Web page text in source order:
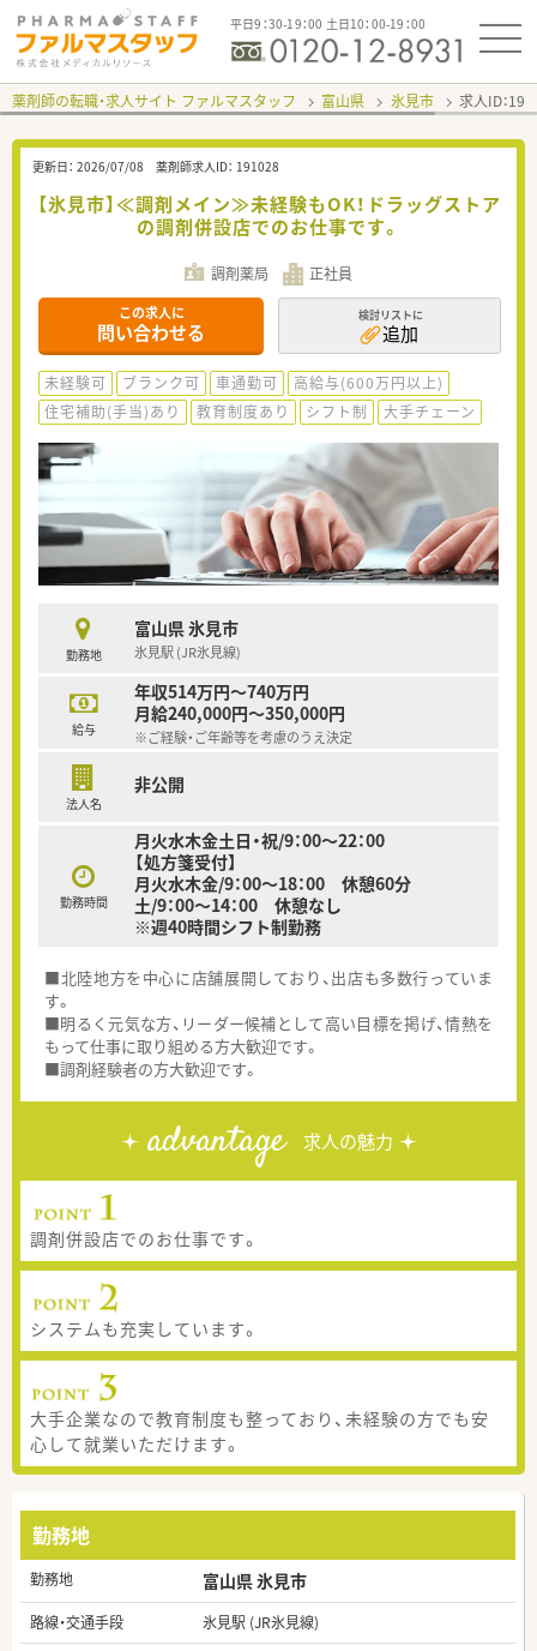
平日9：30-19：00 土日10：00-19：00
薬剤師の転職・求人サイト ファルマスタッフ 富山県 氷見市 求人ID：
更新日： 2026/07/08 薬剤師求人ID： 191028
【氷見市】≪調剤メイン≫未経験もOK！ドラッグストア
の調剤併設店でのお仕事です。
調剤薬局 正社員
この求人に
問い合わせる
検討リストに
追加
未経験可 ブランク可 車通勤可
高給与(600万円以上)
住宅補助(手当)あり
教育制度あり シフト制 大手チェーン
勤務地
富山県 氷見市
氷見駅 (JR氷見線)
給与
年収514万円～740万円
月給240,000円～350,000円
※ご経験・ご年齢等を考慮のうえ決定
法人名
非公開
勤務時間
月火水木金土日・祝/9：00～22：00
【処方箋受付】
月火水木金/9：00～18：00 休憩60分
土/9：00～14：00 休憩なし
※週40時間シフト制勤務
■北陸地方を中心に店舗展開しており、出店も多数行っていま
す。
■明るく元気な方、リーダー候補として高い目標を掲げ、情熱を
もって仕事に取り組める方大歓迎です。
■調剤経験者の方大歓迎です。
advantage 求人の魅力
調剤併設店でのお仕事です。
システムも充実しています。
大手企業なので教育制度も整っており、未経験の方でも安
心して就業いただけます。
勤務地
勤務地 富山県 氷見市
路線・交通手段
氷見駅 (JR氷見線)